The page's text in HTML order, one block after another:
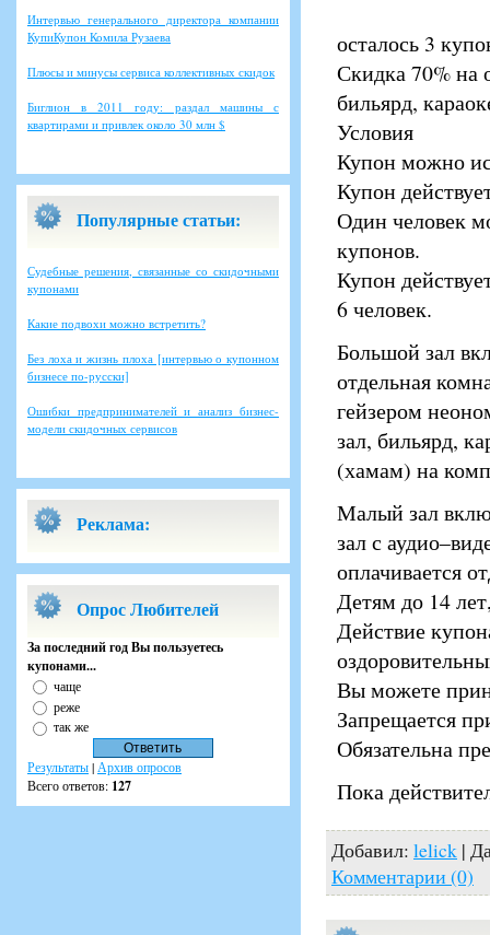
Интервью генерального директора компании
КупиКупон Комила Рузаева
Плюсы и минусы сервиса коллективных скидок
Биглион в 2011 году: раздал машины с
квартирами и привлек около 30 млн $
Популярные статьи:
Судебные решения, связанные со скидочными
купонами
Какие подвохи можно встретить?
Без лоха и жизнь плоха [интервью о купонном
бизнесе по-русски]
Ошибки предпринимателей и анализ бизнес-
модели скидочных сервисов
Реклама:
Опрос Любителей
За последний год Вы пользуетесь
купонами...
чаще
реже
так же
Результаты| Архив опросов
Всего ответов: 127
осталось 3
Скидка 70% на
бильярд,
Условия
Купон можно
Купон
Один человек
купонов.
Купон
6 человек.
Большой зал
отдельная
гейзером
зал, бильярд,
(хамам) на
Малый зал
зал с
оплачивается
Детям до 14
Действие
Вы можете
Запрещается
Обязательна
Пока
Добавил: lelick |
Комментарии (0)